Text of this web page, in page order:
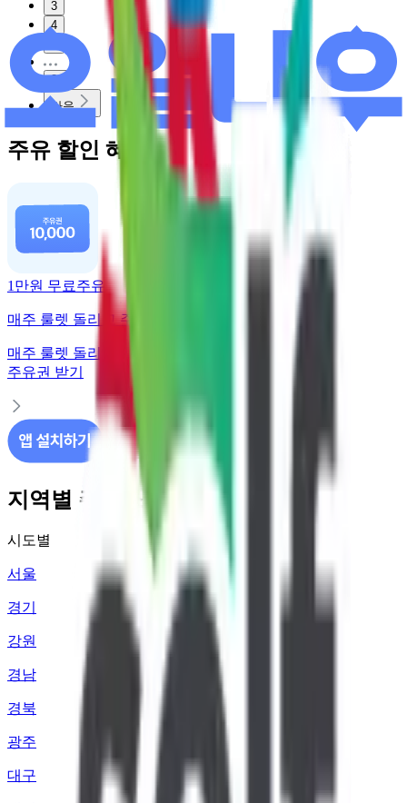
3
4
20
다음
주유 할인 혜택
1만원 무료주유
매주 룰렛 돌리고 주유권 받기
매주 룰렛 돌리고
주유권 받기
지역별 주유소 가격 정보
시도별
서울
경기
강원
경남
경북
광주
대구